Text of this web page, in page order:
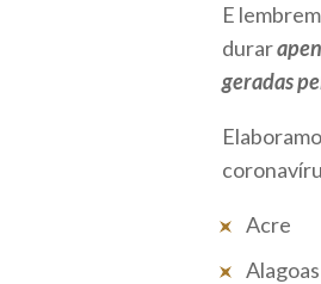
E
durar
geradas
Acre
Alagoas